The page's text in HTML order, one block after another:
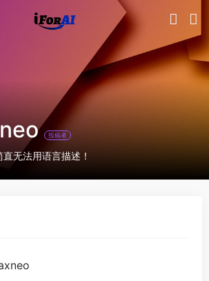
投稿者
无法用语言描述！